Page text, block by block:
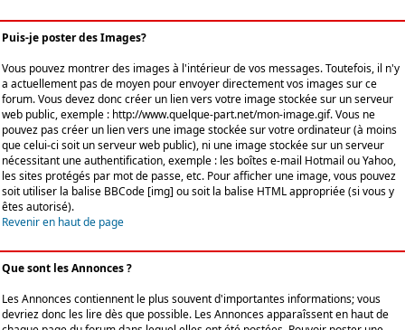
Puis-je poster des Images?
Vous pouvez montrer des images à l'intérieur de vos messages. Toutefois, il n'y
a actuellement pas de moyen pour envoyer directement vos images sur ce
forum. Vous devez donc créer un lien vers votre image stockée sur un serveur
web public, exemple : http://www.quelque-part.net/mon-image.gif. Vous ne
pouvez pas créer un lien vers une image stockée sur votre ordinateur (à moins
que celui-ci soit un serveur web public), ni une image stockée sur un serveur
nécessitant une authentification, exemple : les boîtes e-mail Hotmail ou Yahoo,
les sites protégés par mot de passe, etc. Pour afficher une image, vous pouvez
soit utiliser la balise BBCode [img] ou soit la balise HTML appropriée (si vous y
êtes autorisé).
Revenir en haut de page
Que sont les Annonces ?
Les Annonces contiennent le plus souvent d'importantes informations; vous
devriez donc les lire dès que possible. Les Annonces apparaîssent en haut de